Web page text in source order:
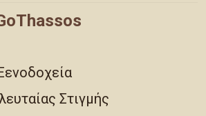
Στιγμής